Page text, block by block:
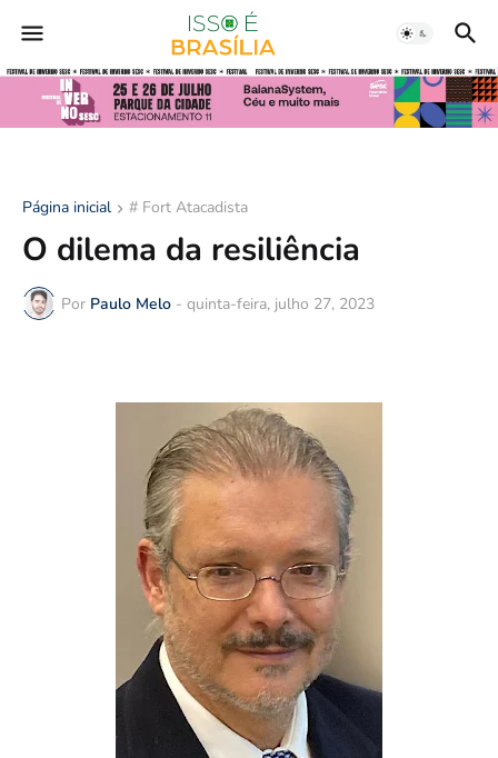
Página inicial # Fort Atacadista
O dilema da resiliência
Por Paulo Melo - quinta-feira, julho 27, 2023